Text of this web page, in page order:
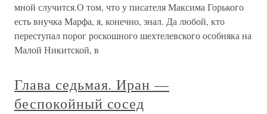
мной случится.О том, что у писателя Максима Горького
есть внучка Марфа, я, конечно, знал. Да любой, кто
переступал порог роскошного шехтелевского особняка на
Малой Никитской, в
Глава седьмая. Иран —
беспокойный сосед